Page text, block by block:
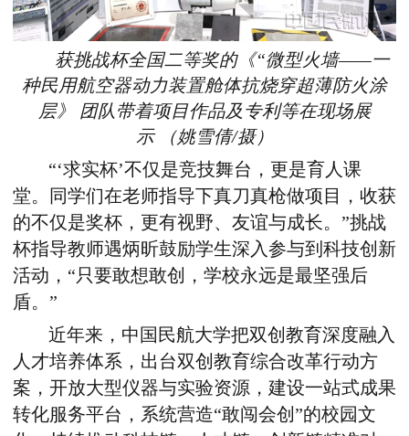
获挑战杯全国二等奖的《“微型火墙——一
种民用航空器动力装置舱体抗烧穿超薄防火涂
层》 团队带着项目作品及专利等在现场展
示 （姚雪倩/摄）
“‘求实杯’不仅是竞技舞台，更是育人课
堂。同学们在老师指导下真刀真枪做项目，收获
的不仅是奖杯，更有视野、友谊与成长。”挑战
杯指导教师遇炳昕鼓励学生深入参与到科技创新
活动，“只要敢想敢创，学校永远是最坚强后
盾。”
近年来，中国民航大学把双创教育深度融入
人才培养体系，出台双创教育综合改革行动方
案，开放大型仪器与实验资源，建设一站式成果
转化服务平台，系统营造“敢闯会创”的校园文